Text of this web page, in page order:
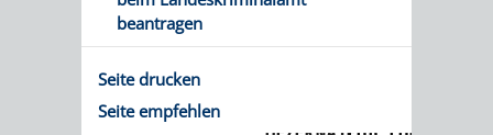
DER
UNTEREN
DENKMALSCHUTZBEHÖRDE
SATZUNGEN
BEREICH
VERKAUF
beantragen
Seite drucken
Seite empfehlen